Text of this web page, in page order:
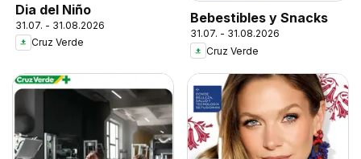
Dia del Niño
31.07. - 31.08.2026
Cruz Verde
Bebestibles y Snacks
31.07. - 31.08.2026
Cruz Verde